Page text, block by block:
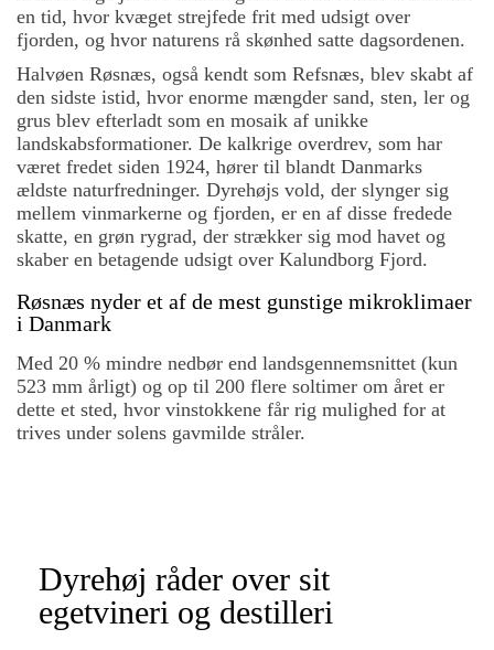
en tid, hvor kvæget strejfede frit med udsigt over
fjorden, og hvor naturens rå skønhed satte dagsordenen.
Halvøen Røsnæs, også kendt som Refsnæs, blev skabt af
den sidste istid, hvor enorme mængder sand, sten, ler og
grus blev efterladt som en mosaik af unikke
landskabsformationer. De kalkrige overdrev, som har
været fredet siden 1924, hører til blandt Danmarks
ældste naturfredninger. Dyrehøjs vold, der slynger sig
mellem vinmarkerne og fjorden, er en af disse fredede
skatte, en grøn rygrad, der strækker sig mod havet og
skaber en betagende udsigt over Kalundborg Fjord.
Røsnæs nyder et af de mest gunstige mikroklimaer
i Danmark
Med 20 % mindre nedbør end landsgennemsnittet (kun
523 mm årligt) og op til 200 flere soltimer om året er
dette et sted, hvor vinstokkene får rig mulighed for at
trives under solens gavmilde stråler.
Dyrehøj råder over sit
egetvineri og destilleri